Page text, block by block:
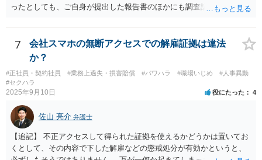
ったとしても、ご自身が提出した報告書のほかにも調査記録が残ると
請をしておくことをお勧めします。 ③について 「会社への請求を行わ
ない」という文言に上司個人を含むとは解釈しえませんので、お見込
みのとおり、上司個人への影響は考えられません。
7
会社スマホの無断アクセスでの解雇証拠は違法
か？
#正社員・契約社員 #業務上過失・損害賠償 #パワハラ #職場いじめ
#人事異動
#セクハラ
2025年9月10日 役にたった 4
佐山 亮介 弁護士
【追記】 不正アクセスして得られた証拠を使えるかどうかは置いてお
くとして、その内容で下した解雇などの懲戒処分が有効かというと、